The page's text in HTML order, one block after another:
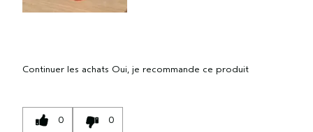
Continuer les achats Oui, je recommande ce produit
0 0